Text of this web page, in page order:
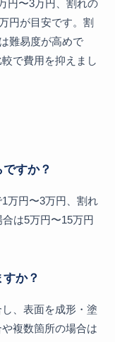
円〜3万円、割れの
円が目安です。割
難易度が高めで
で費用を抑えまし
すか？
万円〜3万円、割れ
は5万円〜15万円
か？
、表面を成形・塗
複数箇所の場合は